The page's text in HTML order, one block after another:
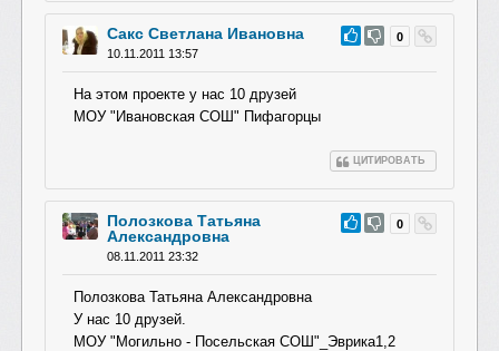
#75 0
Сакс Светлана Ивановна
10.11.2011 13:57
На этом проекте у нас 10 друзей
МОУ "Ивановская СОШ" Пифагорцы
ЦИТИРОВАТЬ
#74 0
Полозкова Татьяна
Александровна
08.11.2011 23:32
Полозкова Татьяна Александровна
У нас 10 друзей.
МОУ "Могильно - Посельская СОШ"_Эврика1,2